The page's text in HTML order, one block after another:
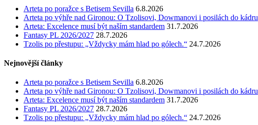
Arteta po poražce s Betisem Sevilla 6.8.2026
Arteta po výhře nad Gironou: O Tzolisovi, Dowmanovi i posilách do kádru
Arteta: Excelence musí být naším standardem 31.7.2026
Fantasy PL 2026/2027 28.7.2026
Tzolis po přestupu: „Vždycky mám hlad po gólech.“ 24.7.2026
Nejnovější články
Arteta po poražce s Betisem Sevilla 6.8.2026
Arteta po výhře nad Gironou: O Tzolisovi, Dowmanovi i posilách do kádru
Arteta: Excelence musí být naším standardem 31.7.2026
Fantasy PL 2026/2027 28.7.2026
Tzolis po přestupu: „Vždycky mám hlad po gólech.“ 24.7.2026